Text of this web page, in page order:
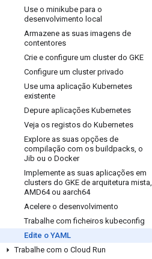
Use o minikube para o
desenvolvimento local
Armazene as suas imagens de
contentores
Crie e configure um cluster do GKE
Configure um cluster privado
Use uma aplicação Kubernetes
existente
Depure aplicações Kubernetes
Veja os registos do Kubernetes
Explore as suas opções de
compilação com os buildpacks, o
Jib ou o Docker
Implemente as suas aplicações em
clusters do GKE de arquitetura mista,
AMD64 ou aarch64
Acelere o desenvolvimento
Trabalhe com ficheiros kubeconfig
Edite o YAML
Trabalhe com o Cloud Run